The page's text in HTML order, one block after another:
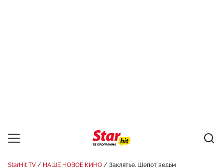
StarHit TV НАШЕ НОВОЕ КИНО Заклятье. Шепот ведьм